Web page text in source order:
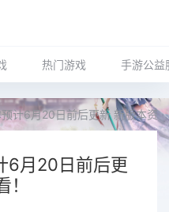
热门游戏 手游公益
计6月20日前后更新 新版本资
6月20日前后更